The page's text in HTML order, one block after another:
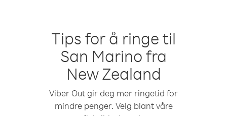
Tips for å ringe til
San Marino fra
New Zealand
Viber Out gir deg mer ringetid for
mindre penger. Velg blant våre